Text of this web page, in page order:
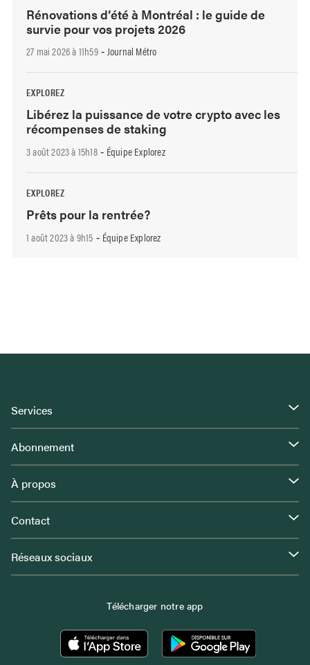
Rénovations d’été à Montréal : le guide de
survie pour vos projets 2026
27 mai 2026 à 11h59- Journal Métro
EXPLOREZ
Libérez la puissance de votre crypto avec les
récompenses de staking
3 août 2023 à 15h18- Équipe Explorez
EXPLOREZ
Prêts pour la rentrée?
1 août 2023 à 9h15 - Équipe Explorez
Services
Abonnement
À propos
Contact
Réseaux sociaux
Télécharger notre app